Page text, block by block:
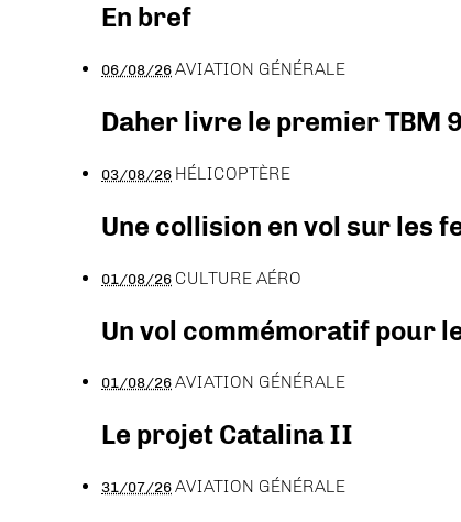
En bref
06/08/26AVIATION GÉNÉRALE
Daher livre le premier TBM
03/08/26 HÉLICOPTÈRE
Une collision en vol sur les
01/08/26 CULTURE AÉRO
Un vol commémoratif pour
01/08/26AVIATION GÉNÉRALE
Le projet Catalina II
31/07/26AVIATION GÉNÉRALE